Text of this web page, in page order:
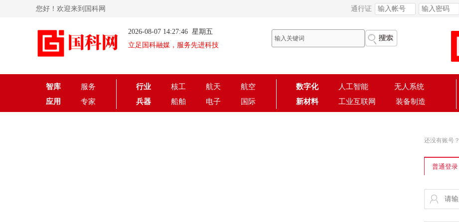
您好！欢迎来到国科网 通行证
2026-08-07 14:27:46 星期五
立足国科融媒，服务先进科技
智库
服务
应用
专家
行业 核工 航天
航空
兵器
船舶 电子 国际
数字化 人工智能
无人系统
新材料
工业互联网 装备制造
还没有账号？
普通登录